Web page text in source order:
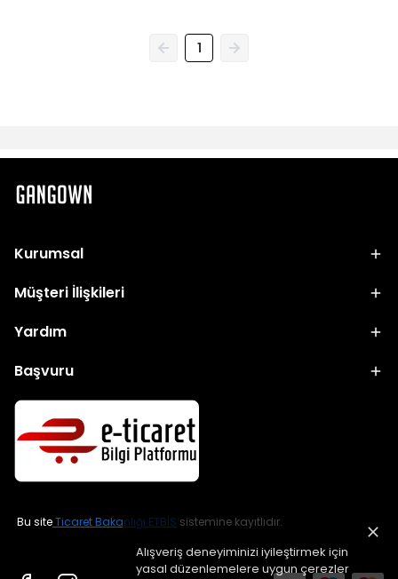
Alışveriş deneyiminizi iyileştirmek için
yasal düzenlemelere uygun çerezler
1
Kurumsal
Müşteri İlişkileri
Yardım
Başvuru
Bu siteTicaret Bakanlığı ETBİS sistemine kayıtlıdır.